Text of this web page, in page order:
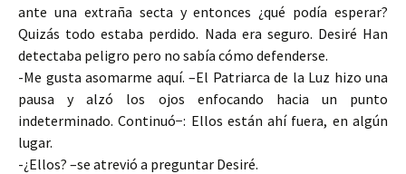
ante una extraña secta y entonces ¿qué podía esperar?
Quizás todo estaba perdido. Nada era seguro. Desiré Han
detectaba peligro pero no sabía cómo defenderse.
-Me gusta asomarme aquí. –El Patriarca de la Luz hizo una
pausa y alzó los ojos enfocando hacia un punto
indeterminado. Continuó−: Ellos están ahí fuera, en algún
lugar.
-¿Ellos? –se atrevió a preguntar Desiré.